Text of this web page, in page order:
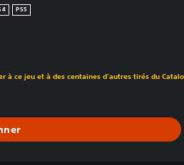
PS5
de 26,99 $
à ce jeu et à des centaines d'autres tirés du